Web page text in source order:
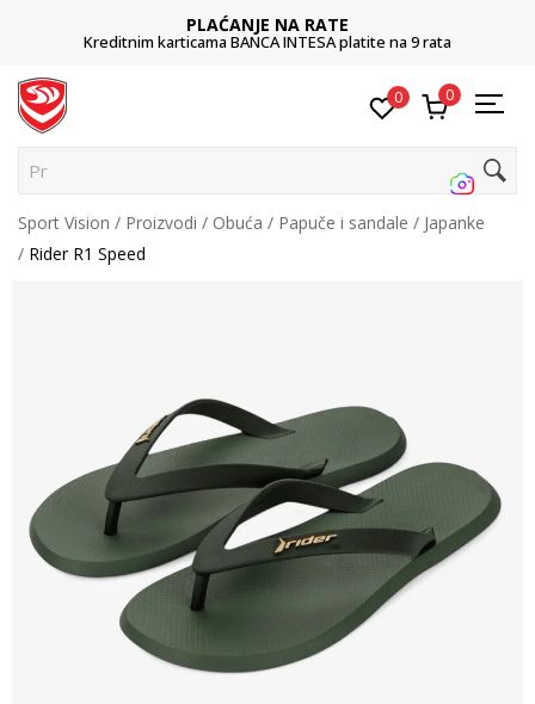
PLAĆANJE NA RATE
Kreditnim karticama BANCA INTESA platite na 9 rata
0 0
Pretr
Sport Vision Proizvodi Obuća Papuče i sandale
Japanke
Rider R1 Speed